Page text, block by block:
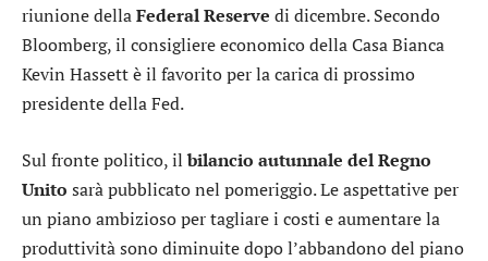
riunione dellaFederal Reserve di dicembre. Secondo
Bloomberg, il consigliere economico della Casa Bianca
Kevin Hassett è il favorito per la carica di prossimo
presidente della Fed.
Sul fronte politico, ilbilancio autunnale del Regno
Unito sarà pubblicato nel pomeriggio. Le aspettative per
un piano ambizioso per tagliare i costi e aumentare la
produttività sono diminuite dopo l’abbandono del piano